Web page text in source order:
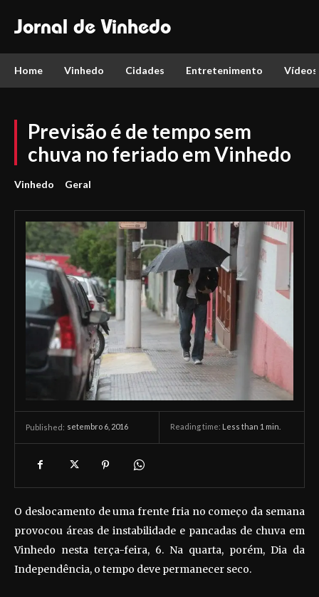
Jornal de Vinhedo
Home Vinhedo Cidades Entretenimento Vídeos
Previsão é de tempo sem
chuva no feriado em Vinhedo
Vinhedo Geral
Published: setembro 6, 2016 Reading time: Less than 1 min.
O deslocamento de uma frente fria no começo da semana
provocou áreas de instabilidade e pancadas de chuva em
Vinhedo nesta terça-feira, 6. Na quarta, porém, Dia da
Independência, o tempo deve permanecer seco.